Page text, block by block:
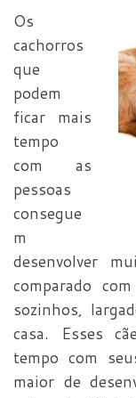
Os
cachorros
que
podem
ficar mais
tempo
com as
pessoas
consegue
m
desenvolver
comparado
sozinhos,
casa. Esses
tempo com
maior de